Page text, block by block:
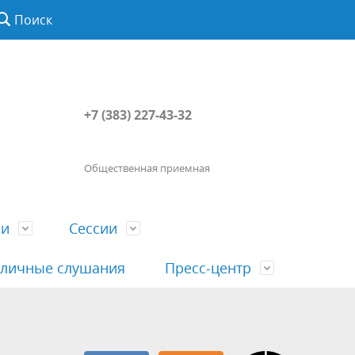
Поиск
+7 (383) 227-43-32
Общественная приемная
Сессии
гражданами
имуществе, обязательствах
слушания Пресс-центр